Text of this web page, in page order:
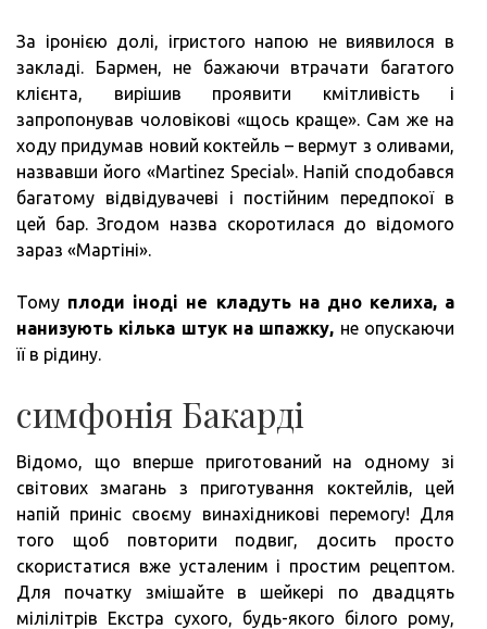
За іронією долі, ігристого напою не виявилося в
закладі. Бармен, не бажаючи втрачати багатого
клієнта, вирішив проявити кмітливість і
запропонував чоловікові «щось краще». Сам же на
ходу придумав новий коктейль – вермут з оливами,
назвавши його «Martinez Special». Напій сподобався
багатому відвідувачеві і постійним передпокої в
цей бар. Згодом назва скоротилася до відомого
зараз «Мартіні».
Тому плоди іноді не кладуть на дно келиха, а
нанизують кілька штук на шпажку, не опускаючи
її в рідину.
симфонія Бакарді
Відомо, що вперше приготований на одному зі
світових змагань з приготування коктейлів, цей
напій приніс своєму винахідникові перемогу! Для
того щоб повторити подвиг, досить просто
скористатися вже усталеним і простим рецептом.
Для початку змішайте в шейкері по двадцять
мілілітрів Екстра сухого, будь-якого білого рому,